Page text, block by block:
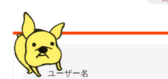
ユーザー名